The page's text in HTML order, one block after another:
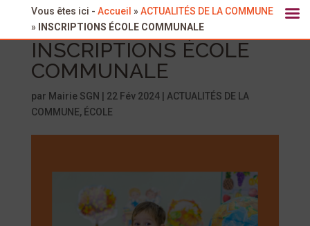
Vous êtes ici - Accueil »ACTUALITÉS DE LA COMMUNE
»
INSCRIPTIONS ÉCOLE COMMUNALE
INSCRIPTIONS ÉCOLE
COMMUNALE
par Mairie SGN 22 Fév 2024| ACTUALITÉS DE LA
COMMUNE, ÉCOLE